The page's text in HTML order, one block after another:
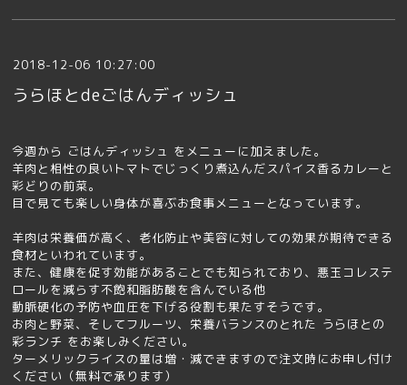
2018-12-06 10:27:00
うらほとdeごはんディッシュ
今週から ごはんディッシュ をメニューに加えました。
羊肉と相性の良いトマトでじっくり煮込んだスパイス香るカレーと
彩どりの前菜。
目で見ても楽しい身体が喜ぶお食事メニューとなっています。
羊肉は栄養価が高く、老化防止や美容に対しての効果が期待できる
食材といわれています。
また、健康を促す効能があることでも知られており、悪玉コレステ
ロールを減らす不飽和脂肪酸を含んでいる他
動脈硬化の予防や血圧を下げる役割も果たすそうです。
お肉と野菜、そしてフルーツ、栄養バランスのとれた うらほとの
彩ランチ をお楽しみください。
ターメリックライスの量は増・減できますので注文時にお申し付け
ください（無料で承ります）